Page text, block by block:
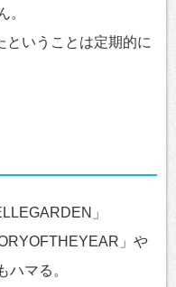
。
ということは定期的に
」
」や
ハマる。